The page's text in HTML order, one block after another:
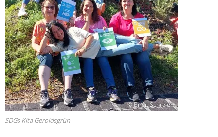
© Birgit Schreier
SDGs Kita Geroldsgrün